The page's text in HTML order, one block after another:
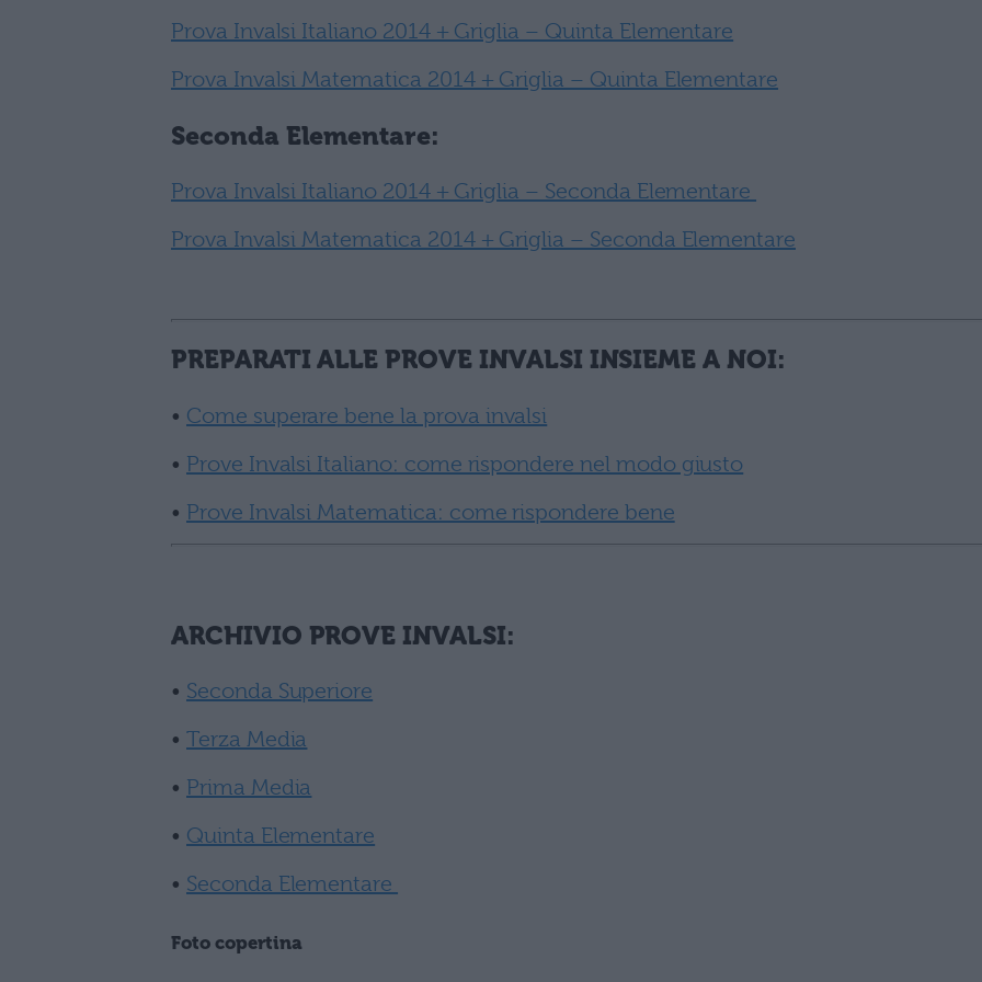
Prova Invalsi Italiano 2014 + Griglia – Quinta Elementare
Prova Invalsi Matematica 2014 + Griglia – Quinta Elementare
Seconda Elementare:
Prova Invalsi Italiano 2014 + Griglia – Seconda Elementare
Prova Invalsi Matematica 2014 + Griglia – Seconda Elementare
PREPARATI ALLE PROVE INVALSI INSIEME A NOI:
• Come superare bene la prova invalsi
• Prove Invalsi Italiano: come rispondere nel modo giusto
• Prove Invalsi Matematica: come rispondere bene
ARCHIVIO PROVE INVALSI:
• Seconda Superiore
• Terza Media
• Prima Media
• Quinta Elementare
• Seconda Elementare
Foto copertina